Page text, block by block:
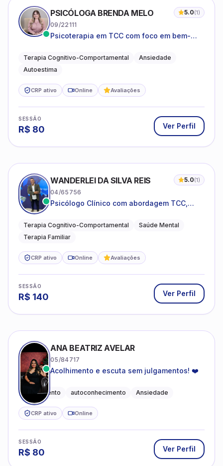
PSICÓLOGA BRENDA MELO 5.0(1)
09/22111
Psicoterapia em TCC com foco em bem-
o cotidiano
Terapia Cognitivo-Comportamental
Ansiedade
Autoestima
CRP ativo Online Avaliações
SESSÃO
R$ 80 Ver Perfil
WANDERLEI DA SILVA REIS 5.0(1)
04/65756
Psicólogo Clínico com abordagem TCC,
sistêmica
Terapia Cognitivo-Comportamental
Saúde Mental
Terapia Familiar
CRP ativo Online Avaliações
SESSÃO
R$ 140 Ver Perfil
ANA BEATRIZ AVELAR
05/84717
Acolhimento e escuta sem julgamentos! ❤️
Acolhimento autoconhecimento Ansiedade
CRP ativo Online
SESSÃO
R$ 80 Ver Perfil